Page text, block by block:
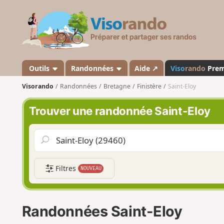
s
a
n
o
Outils Randonnées Aide ↗ Visorando
Visorando Randonnées Bretagne Finistère Saint-Eloy
Trouver une randonnée Saint-Eloy
Filtres NOUVEAU
Randonnées Saint-Eloy